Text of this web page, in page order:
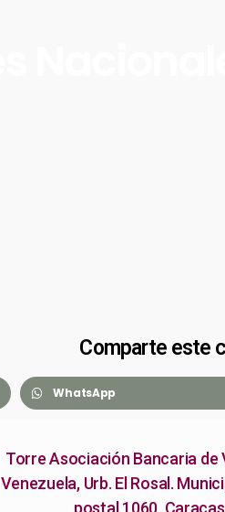
Comparte este
WhatsApp
Torre Asociación Bancaria de
Venezuela, Urb. El Rosal.
postal 1060.